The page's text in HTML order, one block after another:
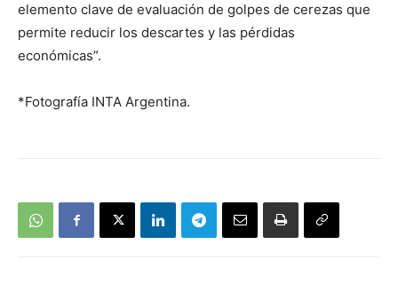
elemento clave de evaluación de golpes de cerezas que
permite reducir los descartes y las pérdidas
económicas”.
*Fotografía INTA Argentina.